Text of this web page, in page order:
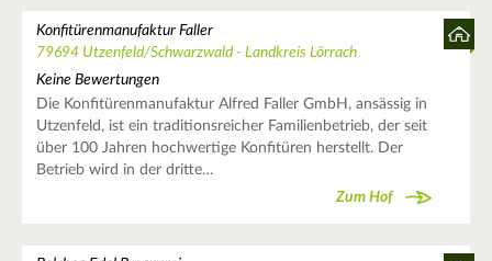
Konfitürenmanufaktur Faller
79694 Utzenfeld/Schwarzwald - Landkreis Lörrach
Keine Bewertungen
Die Konfitürenmanufaktur Alfred Faller GmbH, ansässig in
Utzenfeld, ist ein traditionsreicher Familienbetrieb, der seit
über 100 Jahren hochwertige Konfitüren herstellt. Der
Betrieb wird in der dritte…
Zum Hof